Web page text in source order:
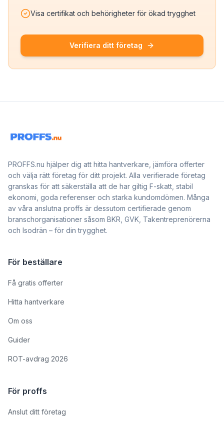
Visa certifikat och behörigheter för ökad trygghet
Verifiera ditt företag
PROFFS.nu hjälper dig att hitta hantverkare, jämföra offerter
och välja rätt företag för ditt projekt. Alla verifierade företag
granskas för att säkerställa att de har giltig F-skatt, stabil
ekonomi, goda referenser och starka kundomdömen. Många
av våra anslutna proffs är dessutom certifierade genom
branschorganisationer såsom BKR, GVK, Takentreprenörerna
och Isodrän – för din trygghet.
För beställare
Få gratis offerter
Hitta hantverkare
Om oss
Guider
ROT-avdrag 2026
För proffs
Anslut ditt företag